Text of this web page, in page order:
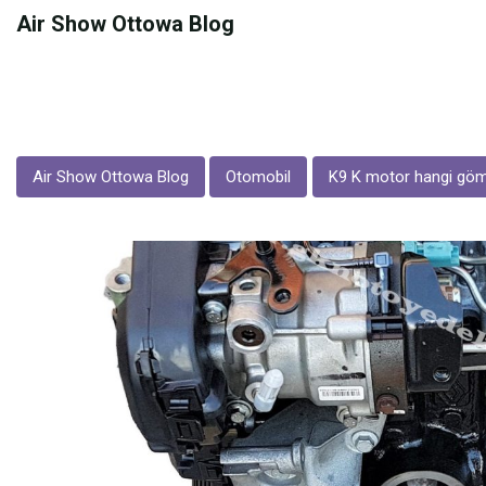
SkipAir Show Ottowa Blog
Air Show Ottowa Blog Otomobil K9 K motor hangi